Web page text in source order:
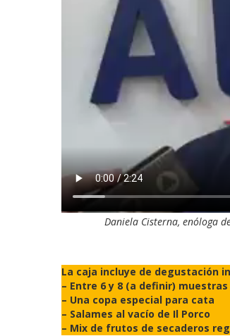
Daniela Cisterna, enóloga
La caja incluye de degustación
– Entre 6 y 8 (a definir) muestras
– Una copa especial para cata
– Salames al vacío de Il Porco
– Mix de frutos de secaderos